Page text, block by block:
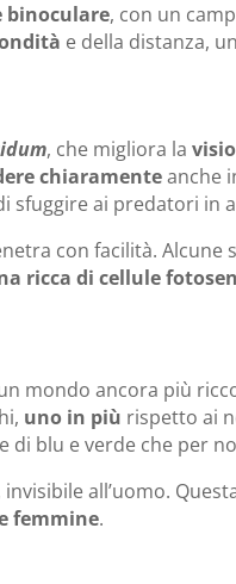
binoculare, con un
e della distanza,
, che migliora la
chiaramenteanche
sfuggire ai predatori in
con facilità. Alcune
ricca di cellule
mondo ancora più
uno in più rispetto ai
blu e verde che per
invisibile all’uomo.
femmine.